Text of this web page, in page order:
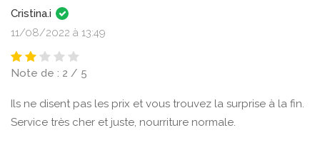
Cristina.i
11/08/2022 à 13:49
Note de : 2 / 5
Ils ne disent pas les prix et vous trouvez la surprise à la fin.
Service très cher et juste, nourriture normale.